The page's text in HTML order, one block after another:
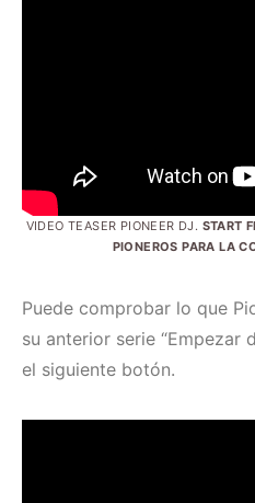
VIDEO TEASER PIONEER DJ. START
PIONEROS PARA LA
Puede comprobar lo que
su anterior serie “Empezar
el siguiente botón.